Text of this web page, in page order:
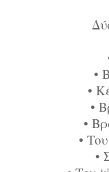
•
•
•
•
•
•